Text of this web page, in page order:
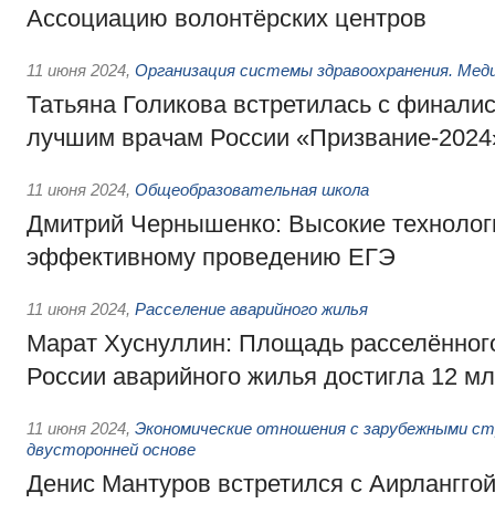
Ассоциацию волонтёрских центров
11 июня 2024, Организация системы здравоохранения.
Татьяна Голикова встретилась с
лучшим врачам России «Призвание-
11 июня 2024, Общеобразовательная школа
Дмитрий Чернышенко: Высокие
эффективному проведению ЕГЭ
11 июня 2024, Расселение аварийного жилья
Марат Хуснуллин: Площадь
России аварийного жилья достигла 12
11 июня 2024, Экономические отношения с зарубежными
двусторонней основе
Денис Мантуров встретился с